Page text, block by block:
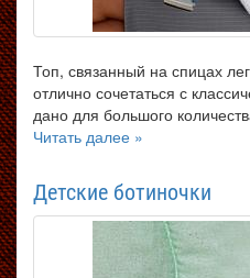
Топ, связанный на спицах
отлично сочетаться с
дано для большого
Читать далее »
Детские ботиночки